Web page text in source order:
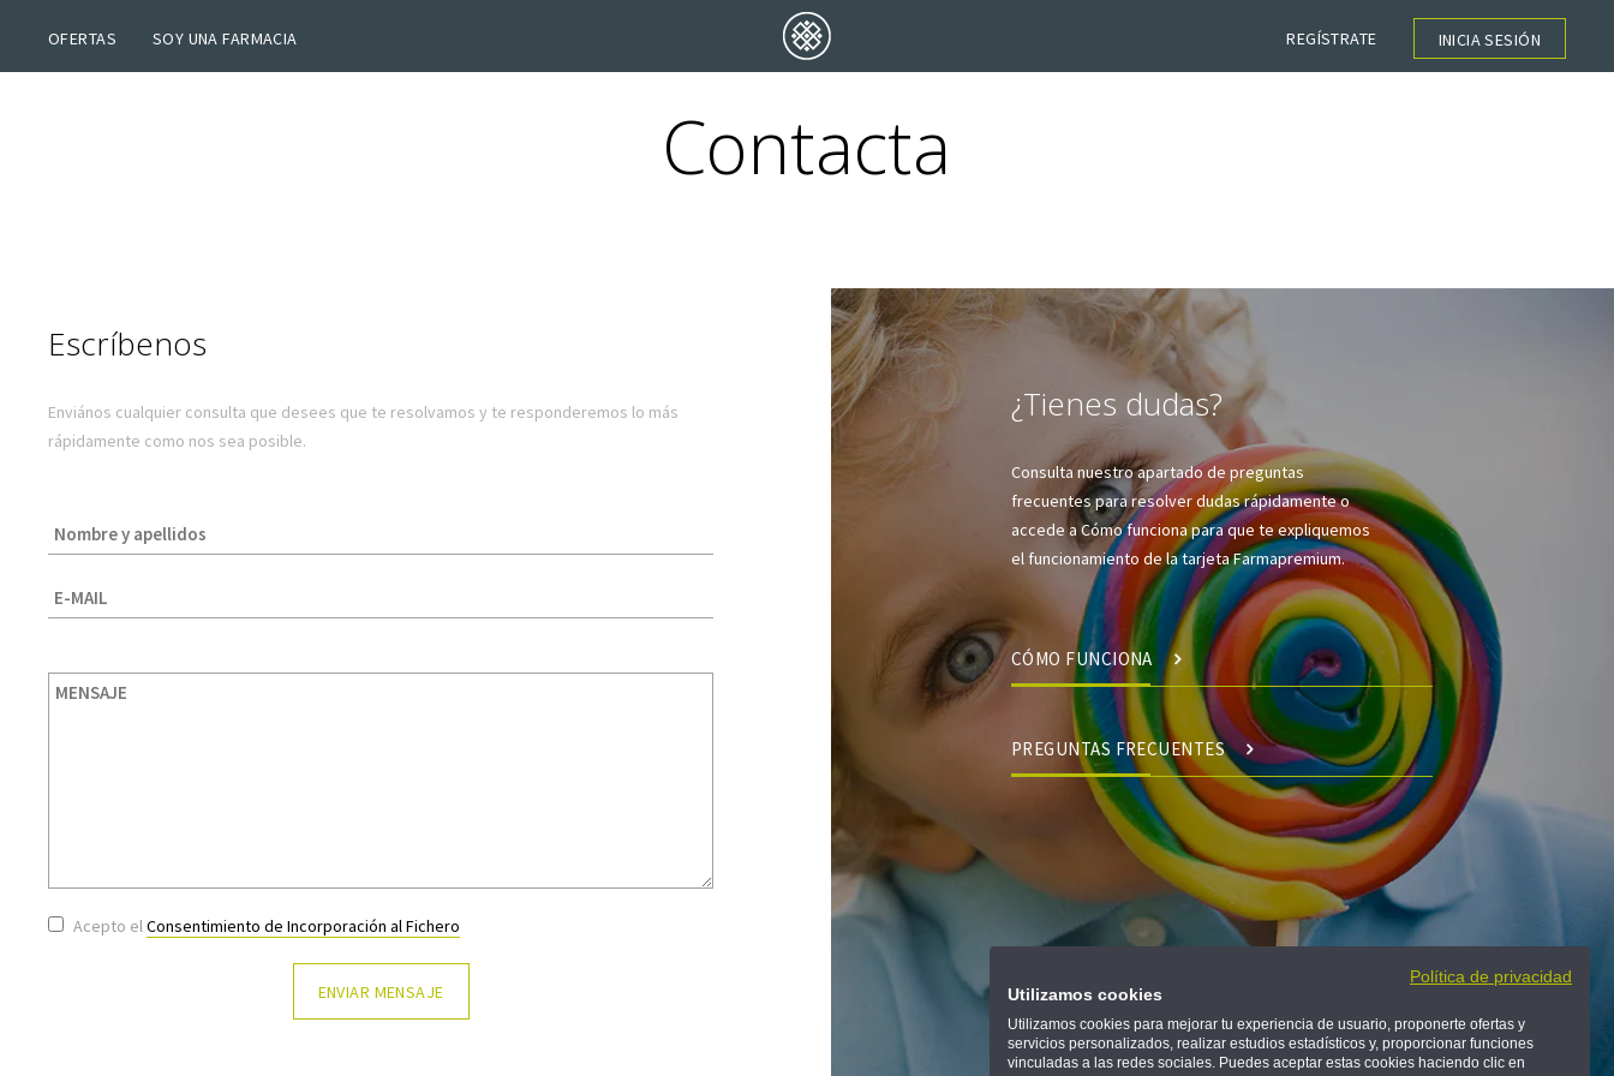
OFERTAS SOY UNA FARMACIA REGÍSTRATE INICIA SESIÓN
Contacta
Escríbenos
Enviános cualquier consulta que desees que te resolvamos y te responderemos lo más
rápidamente como nos sea posible.
Acepto elConsentimiento de Incorporación al Fichero
¿Tienes dudas?
Consulta nuestro apartado de preguntas
frecuentes para resolver dudas rápidamente o
accede a Cómo funciona para que te expliquemos
el funcionamiento de la tarjeta Farmapremium.
CÓMO FUNCIONA
PREGUNTAS FRECUENTES
Política de privacidad
Utilizamos cookies
Utilizamos cookies para mejorar tu experiencia de usuario, proponerte ofertas y
servicios personalizados, realizar estudios estadísticos y, proporcionar funciones
vinculadas a las redes sociales. Puedes aceptar estas cookies haciendo clic en